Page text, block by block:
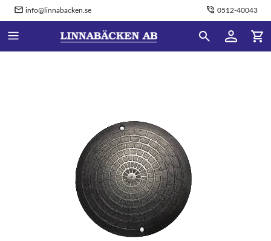
info@linnabacken.se 0512-40043